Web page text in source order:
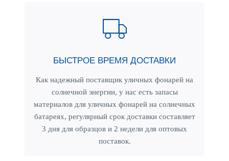
БЫСТРОЕ ВРЕМЯ ДОСТАВКИ
Как надежный поставщик уличных фонарей на
солнечной энергии, у нас есть запасы
материалов для уличных фонарей на солнечных
батареях, регулярный срок доставки составляет
3 дня для образцов и 2 недели для оптовых
поставок.